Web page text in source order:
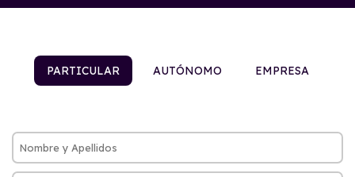
PARTICULAR AUTÓNOMO EMPRESA